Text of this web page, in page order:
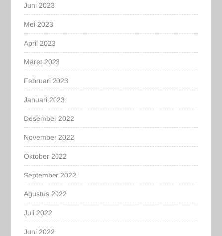
Juni 2023
Mei 2023
April 2023
Maret 2023
Februari 2023
Januari 2023
Desember 2022
November 2022
Oktober 2022
September 2022
Agustus 2022
Juli 2022
Juni 2022